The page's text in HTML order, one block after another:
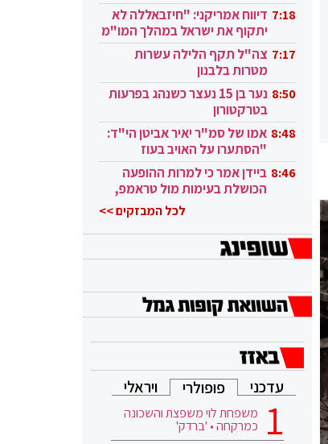
בעזה 7:18 דיווח אמריקני: "חיזבאללה לא
יתקוף את ישראל במהלך המו"מ
בקטאר" 7:17 צה"ל תקף הלילה עשרות
מטרות בלבנון
8:50
נער בן 15 נעצר כשנהג בפרעות
בטרקטורון
8:48 אמו של סמ"ר יאיר אביטן הי"ד:
"הסתערו על האויב בעוז
ובגבורה" 8:46 ביידן אמר כי למרות ההופעה
הכושלת בעימות מול טראמפ,
לכל המבזקים >>
עדכני פופולרי ויראלי
משפחת לוי משפצת והשכונה
כמרקחה • 'ברדק'